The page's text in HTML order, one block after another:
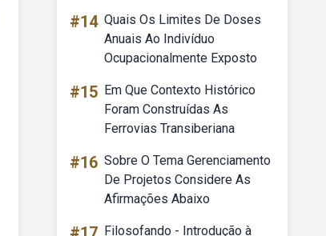
#14 Quais Os Limites De Doses
Anuais Ao Indivíduo
Ocupacionalmente Exposto
#15 Em Que Contexto Histórico
Foram Construídas As
Ferrovias Transiberiana
#16 Sobre O Tema Gerenciamento
De Projetos Considere As
Afirmações Abaixo
Filosofando - Introdução à